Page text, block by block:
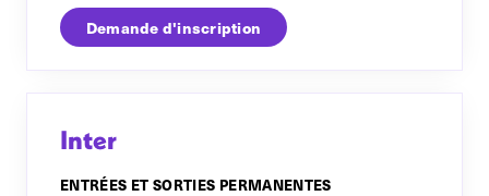
Demande d'inscription
Inter
ENTRÉES ET SORTIES PERMANENTES